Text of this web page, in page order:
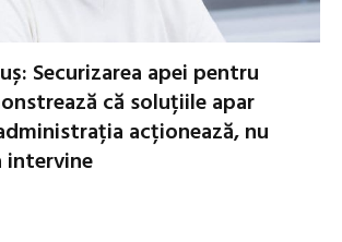
Securizarea apei pentru
că soluțiile apar
acționează, nu